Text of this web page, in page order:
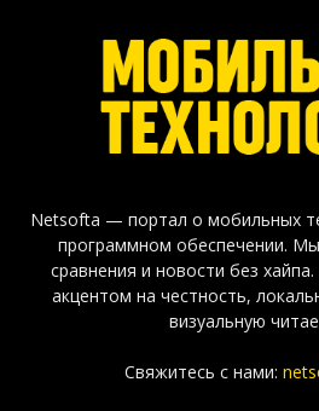
Netsofta — портал о мобильных
программном обеспечении.
сравнения и новости без
акцентом на честность,
визуальную
Свяжитесь с нами: